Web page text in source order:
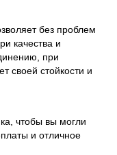
без проблем
качества и
при
своей стойкости и
чтобы вы могли
и отличное